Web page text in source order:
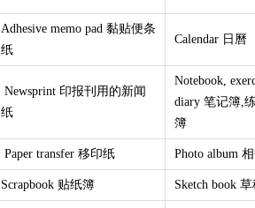
Adhesive memo pad 黏贴便条
纸
Calendar 日曆
Newsprint 印报刊用的新闻
纸
Notebook,
diary 笔记簿,
簿
Paper transfer 移印纸 Photo album
Scrapbook 贴纸簿 Sketch book